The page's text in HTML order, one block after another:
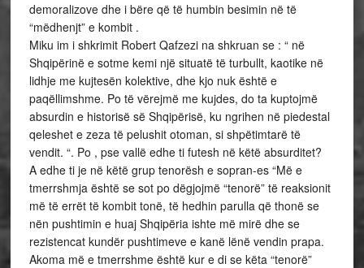
demoralizove dhe i bëre që të humbin besimin në të
“mëdhenjt” e kombit .
Miku im i shkrimit Robert Qafzezi na shkruan se : “ në
Shqipërinë e sotme kemi një situatë të turbullt, kaotike në
lidhje me kujtesën kolektive, dhe kjo nuk është e
paqëllimshme. Po të vërejmë me kujdes, do ta kuptojmë
absurdin e historisë së Shqipërisë, ku ngrihen në piedestal
qeleshet e zeza të pelushit otoman, si shpëtimtarë të
vendit. “. Po , pse vallë edhe ti futesh në këtë absurditet?
A edhe ti je në këtë grup tenorësh e sopran-es “Më e
tmerrshmja është se sot po dëgjojmë “tenorë” të reaksionit
më të errët të kombit tonë, të hedhin parulla që thonë se
nën pushtimin e huaj Shqipëria ishte më mirë dhe se
rezistencat kundër pushtimeve e kanë lënë vendin prapa.
Akoma më e tmerrshme është kur e di se këta “tenorë”